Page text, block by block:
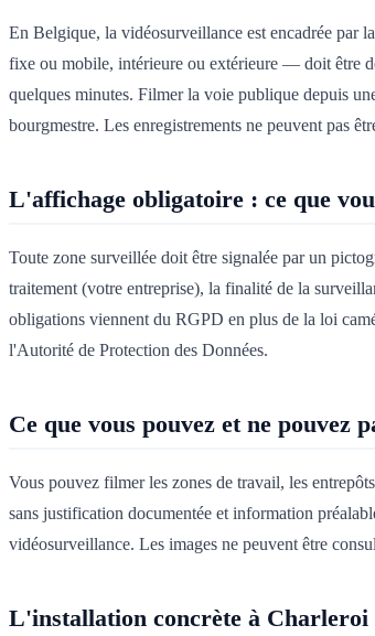
En Belgique, la vidéosurveillance est encadrée par
fixe ou mobile, intérieure ou extérieure — doit être
quelques minutes. Filmer la voie publique depuis
bourgmestre. Les enregistrements ne peuvent pas
L'affichage obligatoire : ce que
Toute zone surveillée doit être signalée par un
traitement (votre entreprise), la finalité de la
obligations viennent du RGPD en plus de la loi
l'Autorité de Protection des Données.
Ce que vous pouvez et ne pouvez
Vous pouvez filmer les zones de travail, les
sans justification documentée et information
vidéosurveillance. Les images ne peuvent être
L'installation concrète à Charleroi